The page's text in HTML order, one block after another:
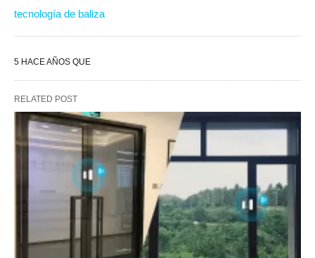
tecnología de baliza
5 HACE AÑOS QUE
RELATED POST